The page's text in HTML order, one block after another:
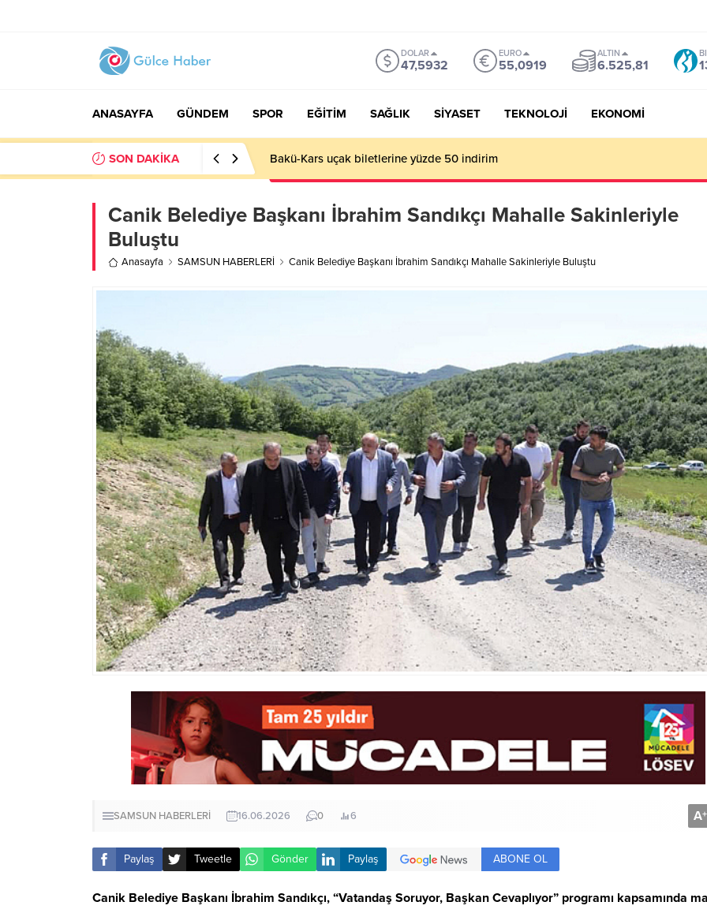
DOLAR
47,5932
EURO
55,0919
ALTIN
6.525,81
ANASAYFA GÜNDEM SPOR EĞİTİM SAĞLIK SİYASET TEKNOLOJİ EKONOMİ
SON DAKİKA Basın İlan Kurumu Genel Müdürü Çay, Bursa’da gazetecilerle buluştu
Canik Belediye Başkanı İbrahim Sandıkçı Mahalle Sakinleriyle
Buluştu
Anasayfa SAMSUN HABERLERİ Canik Belediye Başkanı İbrahim Sandıkçı Mahalle Sakinleriyle Buluştu
SAMSUN HABERLERİ 16.06.2026 0 6 A+
Paylaş Tweetle Gönder Paylaş ABONE OL
Canik Belediye Başkanı İbrahim Sandıkçı, “Vatandaş Soruyor, Başkan Cevaplıyor” programı kapsamında